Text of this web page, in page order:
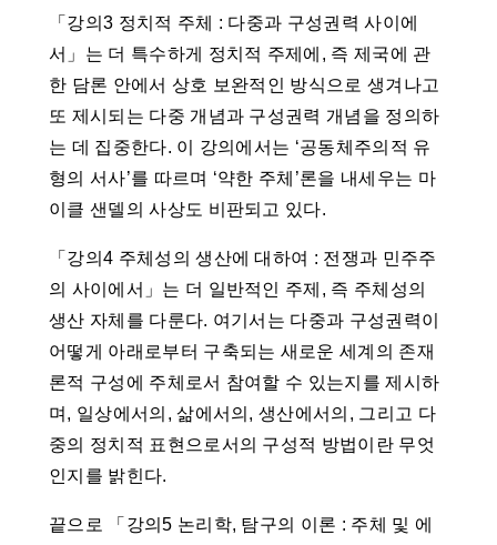
「강의3 정치적 주체 : 다중과 구성권력 사이에
서」는 더 특수하게 정치적 주제에, 즉 제국에 관
한 담론 안에서 상호 보완적인 방식으로 생겨나고
또 제시되는 다중 개념과 구성권력 개념을 정의하
는 데 집중한다. 이 강의에서는 ‘공동체주의적 유
형의 서사’를 따르며 ‘약한 주체’론을 내세우는 마
이클 샌델의 사상도 비판되고 있다.
「강의4 주체성의 생산에 대하여 : 전쟁과 민주주
의 사이에서」는 더 일반적인 주제, 즉 주체성의
생산 자체를 다룬다. 여기서는 다중과 구성권력이
어떻게 아래로부터 구축되는 새로운 세계의 존재
론적 구성에 주체로서 참여할 수 있는지를 제시하
며, 일상에서의, 삶에서의, 생산에서의, 그리고 다
중의 정치적 표현으로서의 구성적 방법이란 무엇
인지를 밝힌다.
끝으로 「강의5 논리학, 탐구의 이론 : 주체 및 에